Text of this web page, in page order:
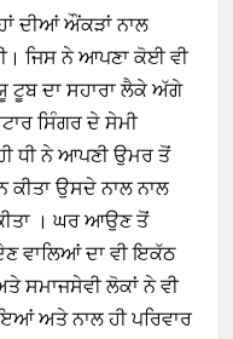
ਦੀਆਂ ਔਂਕੜਾਂ ਨਾਲ
ਜਿਸ ਨੇ ਆਪਣਾ ਕੋਈ ਵੀ
ਟੂਬ ਦਾ ਸਹਾਰਾ ਲੈਕੇ ਅੱਗੇ
ਸਿੰਗਰ ਦੇ ਸੇਮੀ
ਧੀ ਨੇ ਆਪਣੀ ਉਮਰ ਤੋਂ
ਉਸਦੇ ਨਾਲ ਨਾਲ
। ਘਰ ਆਉਣ ਤੋਂ
ਵਾਲਿਆਂ ਦਾ ਵੀ ਇਕੱਠ
ਸਮਾਜਸੇਵੀ ਲੋਕਾਂ ਨੇ ਵੀ
ਅਤੇ ਨਾਲ ਹੀ ਪਰਿਵਾਰ